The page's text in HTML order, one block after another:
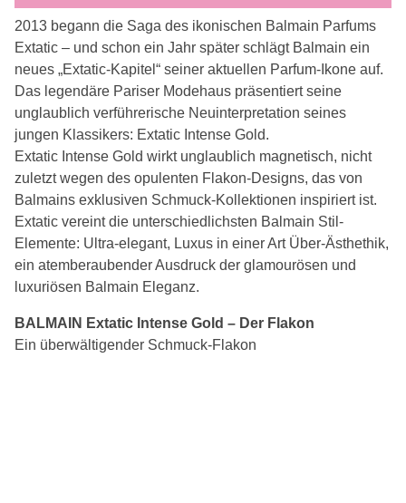
2013 begann die Saga des ikonischen Balmain Parfums
Extatic – und schon ein Jahr später schlägt Balmain ein
neues „Extatic-Kapitel“ seiner aktuellen Parfum-Ikone auf.
Das legendäre Pariser Modehaus präsentiert seine
unglaublich verführerische Neuinterpretation seines
jungen Klassikers: Extatic Intense Gold.
Extatic Intense Gold wirkt unglaublich magnetisch, nicht
zuletzt wegen des opulenten Flakon-Designs, das von
Balmains exklusiven Schmuck-Kollektionen inspiriert ist.
Extatic vereint die unterschiedlichsten Balmain Stil-
Elemente: Ultra-elegant, Luxus in einer Art Über-Ästhethik,
ein atemberaubender Ausdruck der glamourösen und
luxuriösen Balmain Eleganz.
BALMAIN Extatic Intense Gold – Der Flakon
Ein überwältigender Schmuck-Flakon